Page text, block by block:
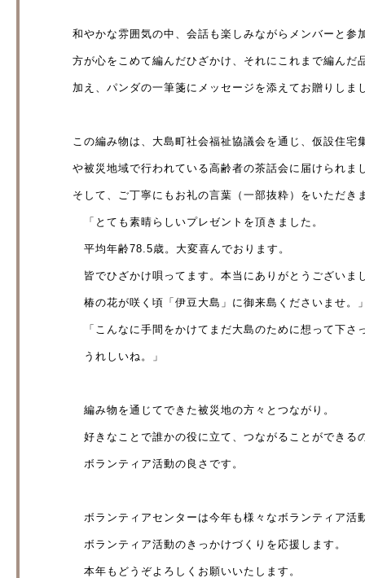
和やかな雰囲気の中、会話も楽しみながらメンバーと参
方が心をこめて編んだひざかけ、それにこれまで編んだ
加え、パンダの一筆箋にメッセージを添えてお贈りしま
この編み物は、大島町社会福祉協議会を通じ、仮設住宅
や被災地域で行われている高齢者の茶話会に届けられま
そして、ご丁寧にもお礼の言葉（一部抜粋）をいただき
「とても素晴らしいプレゼントを頂きました。
平均年齢78.5歳。大変喜んでおります。
皆でひざかけ唄ってます。本当にありがとうございま
椿の花が咲く頃「伊豆大島」に御来島くださいませ。
「こんなに手間をかけてまだ大島のために想って下さ
うれしいね。」
編み物を通じてできた被災地の方々とつながり。
好きなことで誰かの役に立て、つながることができる
ボランティア活動の良さです。
ボランティアセンターは今年も様々なボランティア活
ボランティア活動のきっかけづくりを応援します。
本年もどうぞよろしくお願いいたします。